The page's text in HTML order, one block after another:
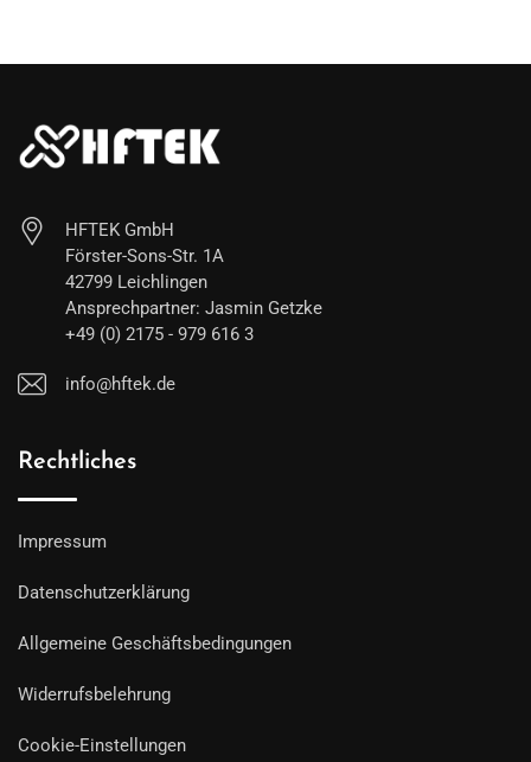
HFTEK GmbH
Förster-Sons-Str. 1A
42799 Leichlingen
Ansprechpartner: Jasmin Getzke
+49 (0) 2175 - 979 616 3
info@hftek.de
Rechtliches
Impressum
Datenschutzerklärung
Allgemeine Geschäftsbedingungen
Widerrufsbelehrung
Cookie-Einstellungen